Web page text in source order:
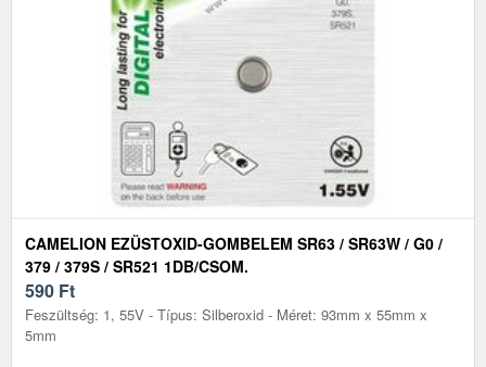
CAMELION EZÜSTOXID-GOMBELEM SR63 / SR63W / G0 /
379 / 379S / SR521 1DB/CSOM.
590 Ft
Feszültség: 1, 55V - Típus: Silberoxid - Méret: 93mm x 55mm x
5mm